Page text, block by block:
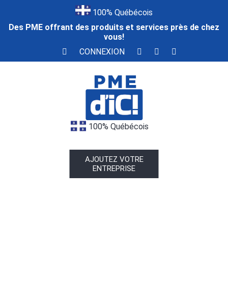
100% Québécois
Des PME offrant des produits et services près de chez
vous!
CONNEXION
100% Québécois
AJOUTEZ VOTRE
ENTREPRISE